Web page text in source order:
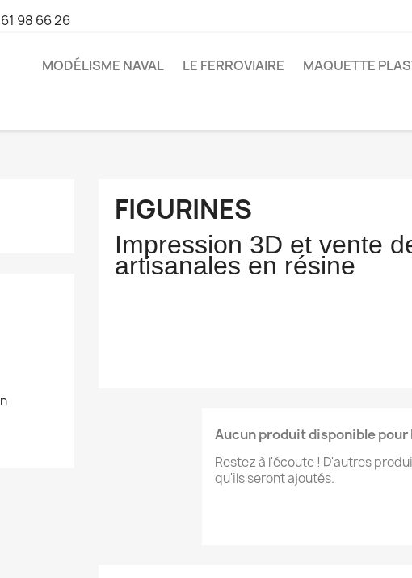
98 66 26
MODÉLISME NAVAL LE FERROVIAIRE MAQUETTE
FIGURINES
Impression 3D et vente
artisanales en résine
Aucun produit disponible pour
Restez à l'écoute ! D'autres
qu'ils seront ajoutés.